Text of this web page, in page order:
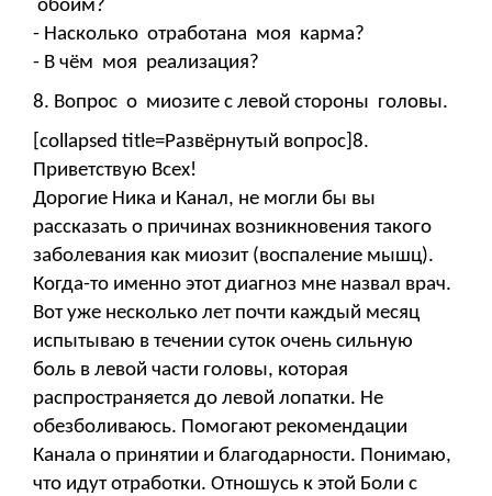
обоим?
- Насколько отработана моя карма?
- В чём моя реализация?
8. Вопрос о миозите с левой стороны головы.
[collapsed title=Развёрнутый вопрос]8.
Приветствую Всех!
Дорогие Ника и Канал, не могли бы вы
рассказать о причинах возникновения такого
заболевания как миозит (воспаление мышц).
Когда-то именно этот диагноз мне назвал врач.
Вот уже несколько лет почти каждый месяц
испытываю в течении суток очень сильную
боль в левой части головы, которая
распространяется до левой лопатки. Не
обезболиваюсь. Помогают рекомендации
Канала о принятии и благодарности. Понимаю,
что идут отработки. Отношусь к этой Боли с